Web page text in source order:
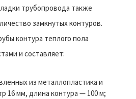
трубопровода также
замкнутых контуров.
контура теплого пола
и составляет:
из металлопластика и
16 мм, длина контура — 100 м;